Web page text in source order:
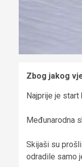
Zbog jakog
Najprije je
Međunarodna
Skijaši su
odradile samo